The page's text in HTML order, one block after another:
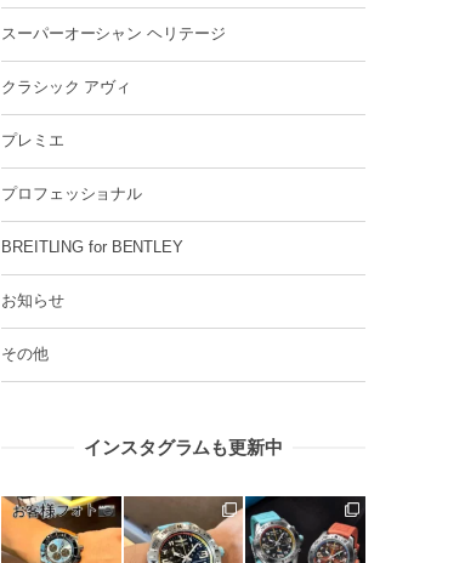
スーパーオーシャン ヘリテージ
クラシック アヴィ
プレミエ
プロフェッショナル
BREITLING for BENTLEY
お知らせ
その他
インスタグラムも更新中